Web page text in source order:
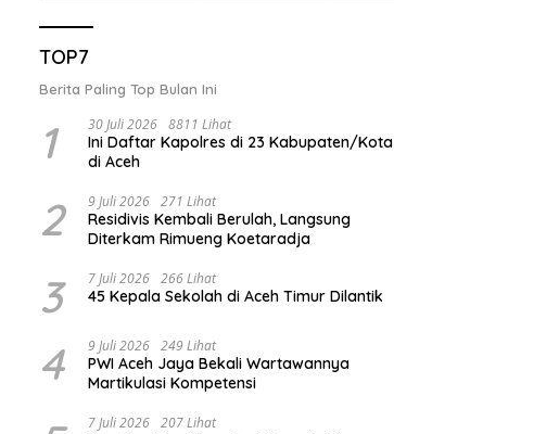
TOP7
Berita Paling Top Bulan Ini
1 30 Juli 2026 8811 Lihat
Ini Daftar Kapolres di 23 Kabupaten/Kota
di Aceh
2 9 Juli 2026 271 Lihat
Residivis Kembali Berulah, Langsung
Diterkam Rimueng Koetaradja
3 7 Juli 2026 266 Lihat
45 Kepala Sekolah di Aceh Timur Dilantik
4 9 Juli 2026 249 Lihat
PWI Aceh Jaya Bekali Wartawannya
Martikulasi Kompetensi
7 Juli 2026 207 Lihat